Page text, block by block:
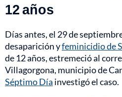
12 años
Días antes, el 29 de
desaparición yfeminicidio de
de 12 años, estremeció al
Villagorgona, municipio de
Séptimo Día investigó el caso.